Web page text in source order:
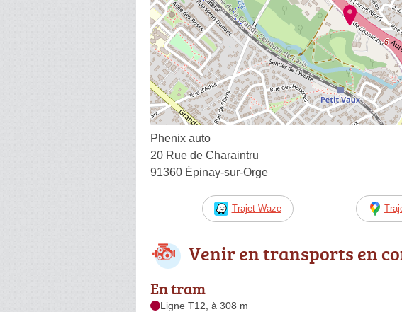
Phenix auto
20 Rue de Charaintru
91360 Épinay-sur-Orge
Trajet Waze
Venir en transports en
En tram
Ligne T12, à 308 m